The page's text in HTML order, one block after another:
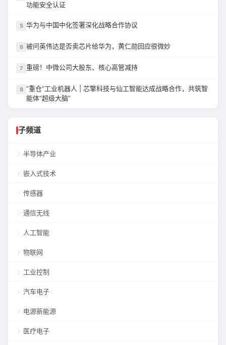
功能安全认证
5 华为与中国中化签署深化战略合作协议
6 被问英伟达是否卖芯片给华为，黄仁勋回应很微妙
7 重磅！中微公司大股东、核心高管减持
8 “重仓”工业机器人 | 芯擎科技与仙工智能达成战略合作，共筑智
能体“超级大脑”
子频道
半导体产业
嵌入式技术
传感器
通信无线
人工智能
物联网
工业控制
汽车电子
电源新能源
医疗电子